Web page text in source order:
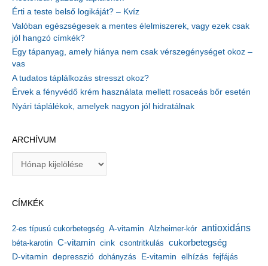
Érti a teste belső logikáját? – Kvíz
Valóban egészségesek a mentes élelmiszerek, vagy ezek csak
jól hangzó címkék?
Egy tápanyag, amely hiánya nem csak vérszegénységet okoz –
vas
A tudatos táplálkozás stresszt okoz?
Érvek a fényvédő krém használata mellett rosaceás bőr esetén
Nyári táplálékok, amelyek nagyon jól hidratálnak
ARCHÍVUM
í
u
m
CÍMKÉK
2-es típusú cukorbetegség A-vitamin Alzheimer-kór antioxidáns
béta-karotin C-vitamin cink csontritkulás cukorbetegség
D-vitamin depresszió dohányzás E-vitamin elhízás fejfájás